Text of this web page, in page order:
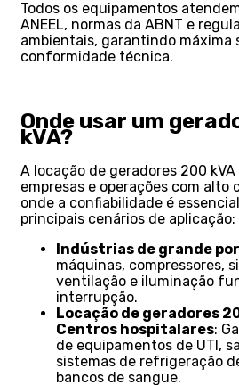
Todos os equipamentos
ANEEL, normas da ABNT e
ambientais, garantindo máxima
conformidade técnica.
Onde usar um
kVA?
A locação de geradores 200
empresas e operações com alto
onde a confiabilidade é
principais cenários de aplicação:
Indústrias de grande
máquinas, compressores,
ventilação e iluminação
interrupção.
Locação de geradores
Centros hospitalares:
de equipamentos de UTI,
sistemas de refrigeração
bancos de sangue.